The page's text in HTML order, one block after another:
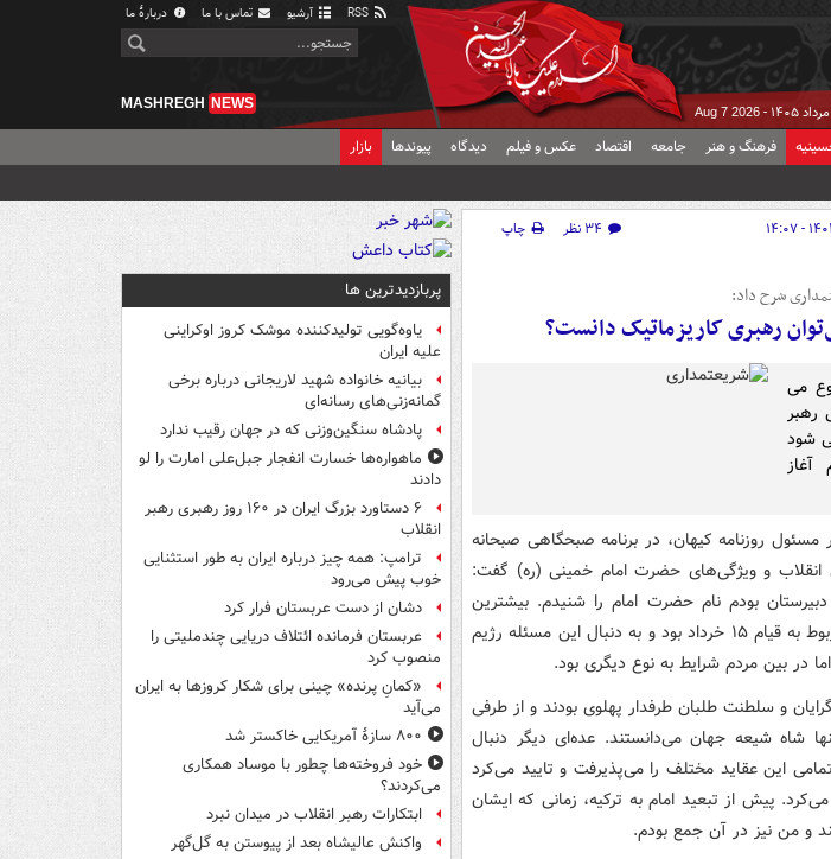
آرشیو تماس با ما دربارهٔ ما
Aug 7 2026
MASHREGH NEWS
فرهنگ و هنر جامعه اقتصاد عکس و فیلم دیدگاه پیوندها بازار
۳۴ نظر
چاپ
شرح داد:
رهبری کاریزماتیک دانست؟
می
رهبر
شود
آغاز
روزنامه کیهان، در برنامه صبحگاهی صبحانه
انقلاب و ویژگی‌های حضرت امام خمینی (ره) گفت:
زمانی که دبیرستان بودم نام حضرت امام را شنیدم. بیشترین
زمانی که نام امام خمینی (ره) مطرح شد مربوط به قیام ۱۵ خرداد بود و به دنبال این مسئله رژیم
در بین مردم شرایط به نوع دیگری بود.
و سلطنت طلبان طرفدار پهلوی بودند و از طرفی
شاه شیعه جهان می‌دانستند. عده‌ای دیگر دنبال
این عقاید مختلف را می‌پذیرفت و تایید می‌کرد
پیش از تبعید امام به ترکیه، زمانی که ایشان
و من نیز در آن جمع بودم.
پربازدیدترین ها
یاوه‌گویی تولیدکننده موشک کروز اوکراینی
علیه ایران
بیانیه خانواده شهید لاریجانی درباره برخی
گمانه‌زنی‌های رسانه‌ای
پادشاه سنگین‌وزنی که در جهان رقیب ندارد
ماهواره‌ها خسارت انفجار جبل‌علی امارت را لو
دادند
۶ دستاورد بزرگ ایران در ۱۶۰ روز رهبری رهبر
انقلاب
ترامپ: همه چیز درباره ایران به طور استثنایی
خوب پیش می‌رود
دشان از دست عربستان فرار کرد
عربستان فرمانده ائتلاف دریایی چندملیتی را
منصوب کرد
«کمانِ پرنده» چینی برای شکار کروزها به ایران
می‌آید
۸۰۰ سازۀ آمریکایی خاکستر شد
خود فروخته‌ها چطور با موساد همکاری
می‌کردند؟
ابتکارات رهبر انقلاب در میدان نبرد
واکنش عالیشاه بعد از پیوستن به گل‌گهر